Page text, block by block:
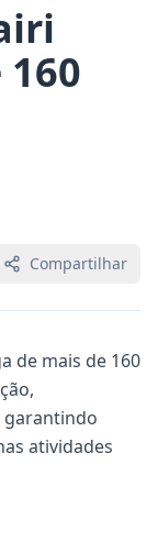
Compartilhar
de mais de 160
atividades